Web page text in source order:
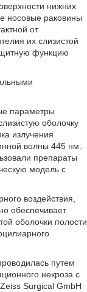
нижних
носовые раковины
от
их слизистой
функцию
параметры
оболочку
излучения
волны 445 нм.
препараты
модель с
воздействия,
обеспечивает
оболочки полости
путем
некроза с
Surgical GmbH